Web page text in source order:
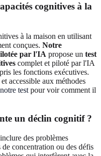
cognitives à la
à la maison en utilisant
conçues. Notre
par l'IA propose un test
complet et piloté par l'IA
les fonctions exécutives.
accessible aux méthodes
test pour voir comment il
un déclin cognitif ?
des problèmes
concentration ou des défis